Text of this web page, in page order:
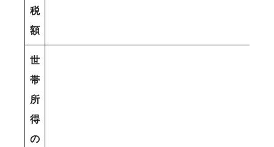
税
額
世
帯
所
得
の